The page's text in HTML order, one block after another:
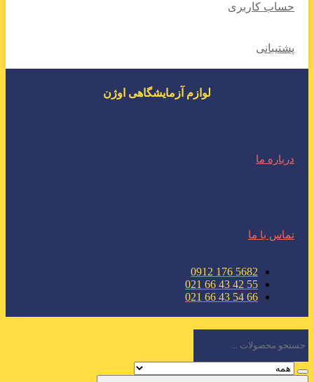
حساب کاربری
پشتیبانی
لوازم آزمایشگاهی اوژن
درباره ما
تماس با ما
5682 176 0912
55 42 43 66 021
66 54 43 66 021